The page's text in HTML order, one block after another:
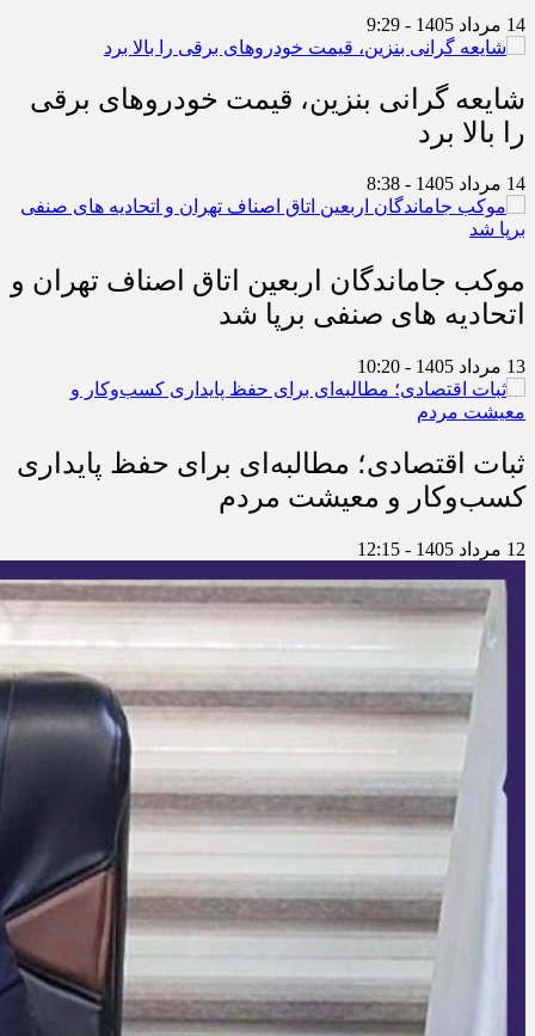
14 مرداد 1405 - 9:29
شایعه گرانی بنزین، قیمت خودروهای برقی
را بالا برد
14 مرداد 1405 - 8:38
موکب جاماندگان اربعین اتاق اصناف تهران و
اتحادیه های صنفی برپا شد
13 مرداد 1405 - 10:20
ثبات اقتصادی؛ مطالبه‌ای برای حفظ پایداری
کسب‌وکار و معیشت مردم
12 مرداد 1405 - 12:15